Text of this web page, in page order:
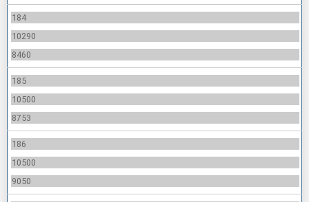
184
10290
8460
185
10500
8753
186
10500
9050